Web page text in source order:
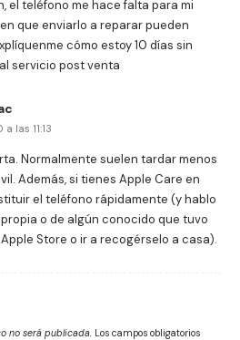
el teléfono me hace falta para mi
que enviarlo a reparar pueden
cómo estoy 10 días sin
servicio post venta
las 11:13
Normalmente suelen tardar menos
Además, si tienes Apple Care en
el teléfono rápidamente (y hablo
o de algún conocido que tuvo
Store o ir a recogérselo a casa).
no será publicada. Los campos obligatorios